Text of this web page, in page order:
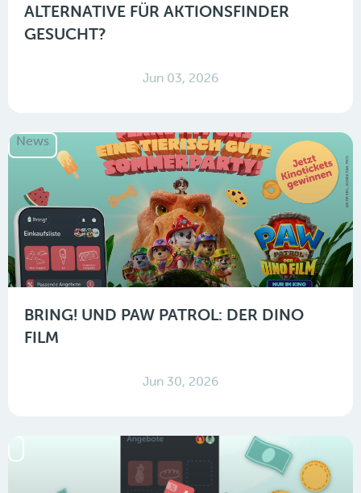
ALTERNATIVE FÜR AKTIONSFINDER
GESUCHT?
Jun 03, 2026
News
BRING! UND PAW PATROL: DER DINO
FILM
Jun 30, 2026